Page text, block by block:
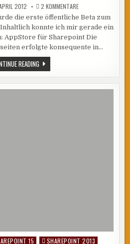
2012 2 KOMMENTAREZU
SHAREPOINT
2013
ZUM
DOWNLOAD
die erste öffentliche Beta zum
konnte ich mir gerade ein
AppStore für Sharepoint Die
erfolgte konsequente in…
READINGSHAREPOINT
2013
BETA
ZUM
DOWNLOAD
15 SHAREPOINT 2013